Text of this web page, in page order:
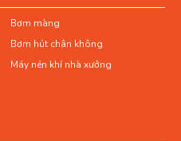
Bơm màng
Bơm hút chân không
Máy nén khí nhà xưởng